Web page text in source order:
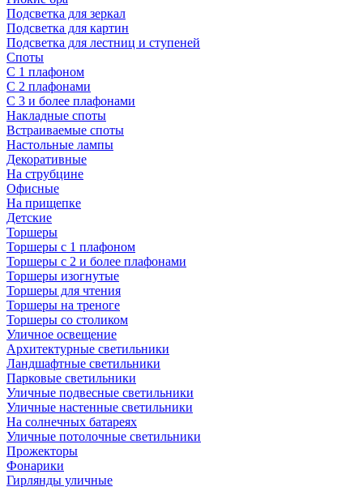
Подсветка для зеркал
Подсветка для картин
Подсветка для лестниц и ступеней
Споты
С 1 плафоном
С 2 плафонами
С 3 и более плафонами
Накладные споты
Встраиваемые споты
Настольные лампы
Декоративные
На струбцине
Офисные
На прищепке
Детские
Торшеры
Торшеры с 1 плафоном
Торшеры с 2 и более плафонами
Торшеры изогнутые
Торшеры для чтения
Торшеры на треноге
Торшеры со столиком
Уличное освещение
Архитектурные светильники
Ландшафтные светильники
Парковые светильники
Уличные подвесные светильники
Уличные настенные светильники
На солнечных батареях
Уличные потолочные светильники
Прожекторы
Фонарики
Гирлянды уличные